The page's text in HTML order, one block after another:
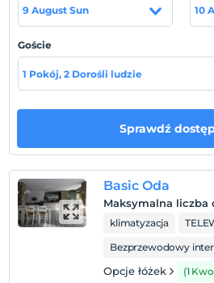
isteyen herkesi bekliyoruz.
Lokalizacja
Gökçeada'da konumlanmaktadır.
Pokaż
Zasady hotelu
Zameldować się
9 August Sun 10
Goście
1 Pokój, 2 Dorośli ludzie
Sprawdź
Basic Oda
Maksymalna liczba
klimatyzacja
Bezprzewodowy
Opcje łóżek (1